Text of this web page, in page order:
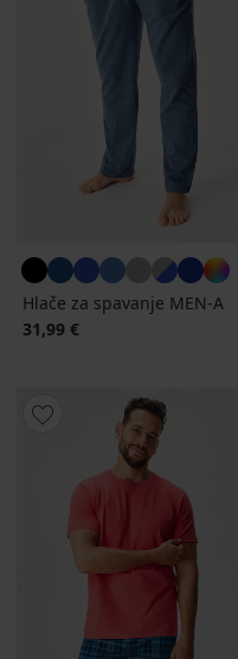
Hlače za spavanje MEN-A
31,99 €